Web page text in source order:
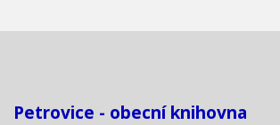
Petrovice - obecní knihovna